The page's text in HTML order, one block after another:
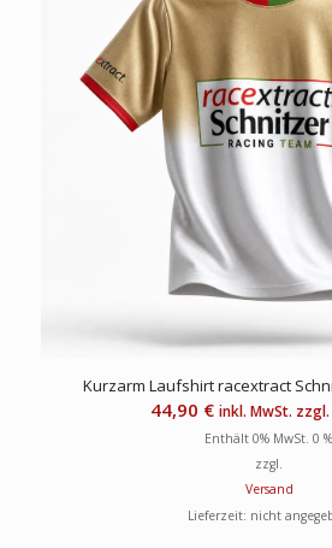
Kurzarm Laufshirt racextract
44,90 € inkl. MwSt.
Enthält 0% MwSt. 0 %
zzgl.
Versand
Lieferzeit: nicht